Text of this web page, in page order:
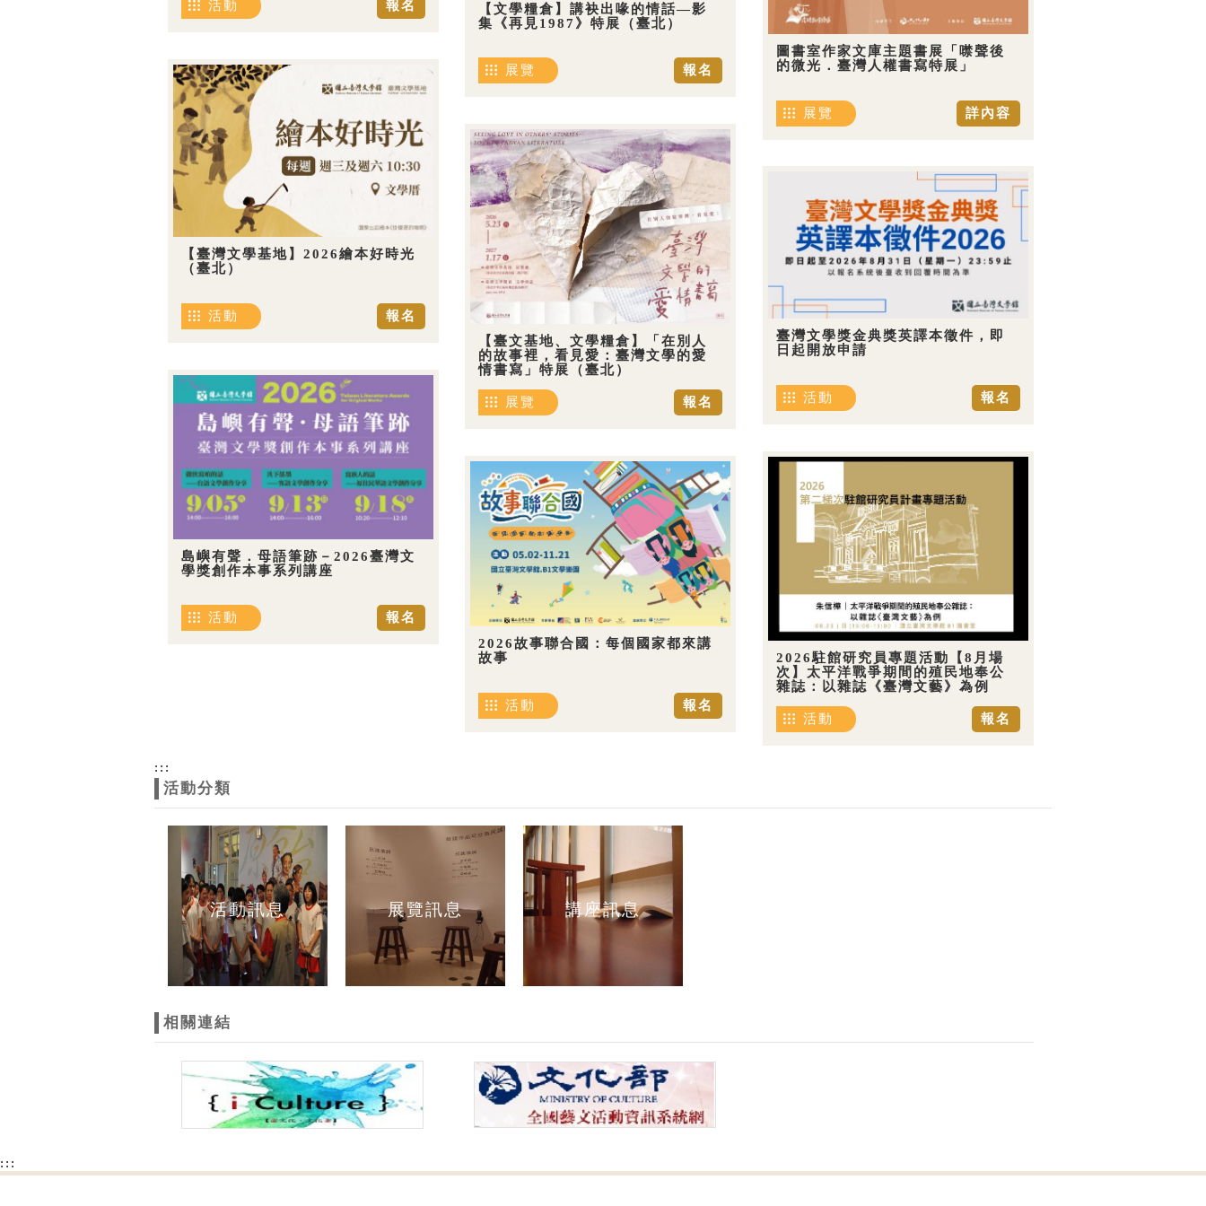
報名
活動
【文學糧倉】講袂出喙的情話—影
集《再見1987》特展（臺北）
報名
展覽
圖書室作家文庫主題書展「噤聲後
的微光．臺灣人權書寫特展」
詳內容
展覽
【臺灣文學基地】2026繪本好時光
（臺北）
報名
活動
【臺文基地、文學糧倉】「在別人
的故事裡，看見愛：臺灣文學的愛
情書寫」特展（臺北）
報名
展覽
臺灣文學獎金典獎英譯本徵件，即
日起開放申請
報名
活動
島嶼有聲．母語筆跡－2026臺灣文
學獎創作本事系列講座
報名
活動
2026駐館研究員專題活動【8月場
次】太平洋戰爭期間的殖民地奉公
雜誌：以雜誌《臺灣文藝》為例
報名
活動
2026故事聯合國：每個國家都來講
故事
報名
活動
:::
活動分類
活動訊息 展覽訊息 講座訊息
相關連結
:::